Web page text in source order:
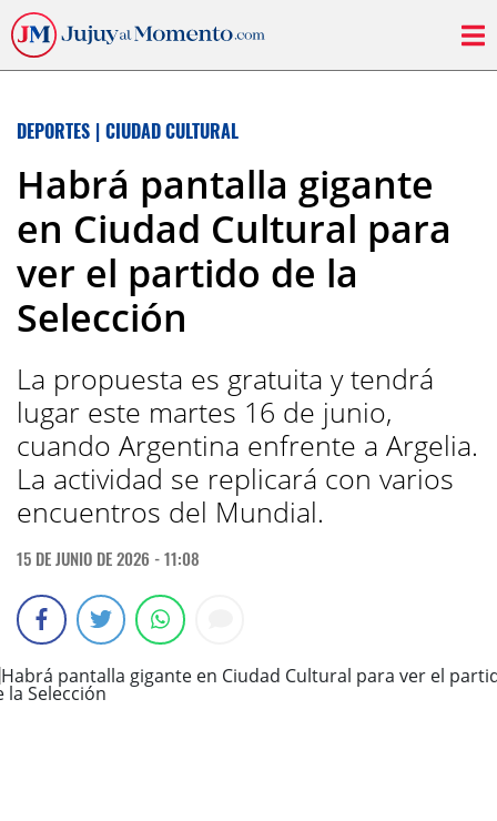
DEPORTES | CIUDAD CULTURAL
Habrá pantalla gigante
en Ciudad Cultural para
ver el partido de la
Selección
La propuesta es gratuita y tendrá
lugar este martes 16 de junio,
cuando Argentina enfrente a Argelia.
La actividad se replicará con varios
encuentros del Mundial.
15 DE JUNIO DE 2026 - 11:08